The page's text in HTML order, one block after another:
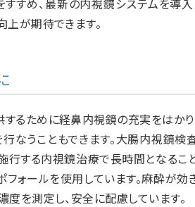
が期待できます。
るために経鼻内視鏡の充実をはかり
なうこともできます。大腸内視鏡検
行する内視鏡治療で長時間となるこ
ォールを使用しています。麻酔が効
を測定し、安全に配慮しています。